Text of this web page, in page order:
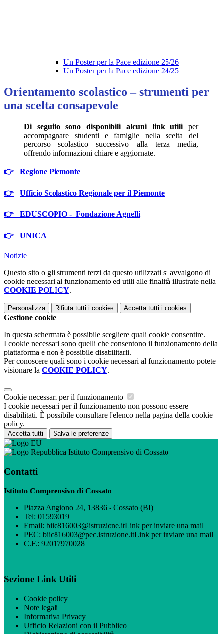
Un Poster per la Pace edizione 25/26
Un Poster per la Pace edizione 24/25
Orientamento scolastico – strumenti per
una scelta consapevole
Di seguito sono disponibili alcuni link utili per
accompagnare studenti e famiglie nella scelta del
percorso scolastico successivo alla terza media,
offrendo informazioni chiare e aggiornate.
👉 Regione Piemonte
👉 Ufficio Scolastico Regionale per il Piemonte
👉 EDUSCOPIO - Fondazione Agnelli
👉 UNICA
Notizie
Questo sito o gli strumenti terzi da questo utilizzati si avvalgono di
cookie necessari al funzionamento ed utili alle finalità illustrate nella
COOKIE POLICY.
Personalizza Rifiuta tutti i cookies Accetta tutti i cookies
Gestione cookie
In questa schermata è possibile scegliere quali cookie consentire.
I cookie necessari sono quelli che consentono il funzionamento della
piattaforma e non è possibile disabilitarli.
Per conoscere quali sono i cookie necessari al funzionamento potete
visionare la COOKIE POLICY.
Cookie necessari per il funzionamento
I cookie necessari per il funzionamento non possono essere
disabilitati. È possibile consultare l'elenco nella pagina della cookie
policy.
Accetta tutti Salva le preferenze
Istituto Comprensivo di Cossato
Contatti
Istituto Comprensivo di Cossato
Piazza Angiono 24, 13836 - Cossato (BI)
Tel: 01593019
Email: biic816003@istruzione.itLink per inviare una mail
PEC: biic816003@pec.istruzione.itLink per inviare una mail
C.F.: 92017970028
Sezione Link Utili
Cookie policy
Note legali
Informativa Privacy
Ufficio Relazioni con il Pubblico